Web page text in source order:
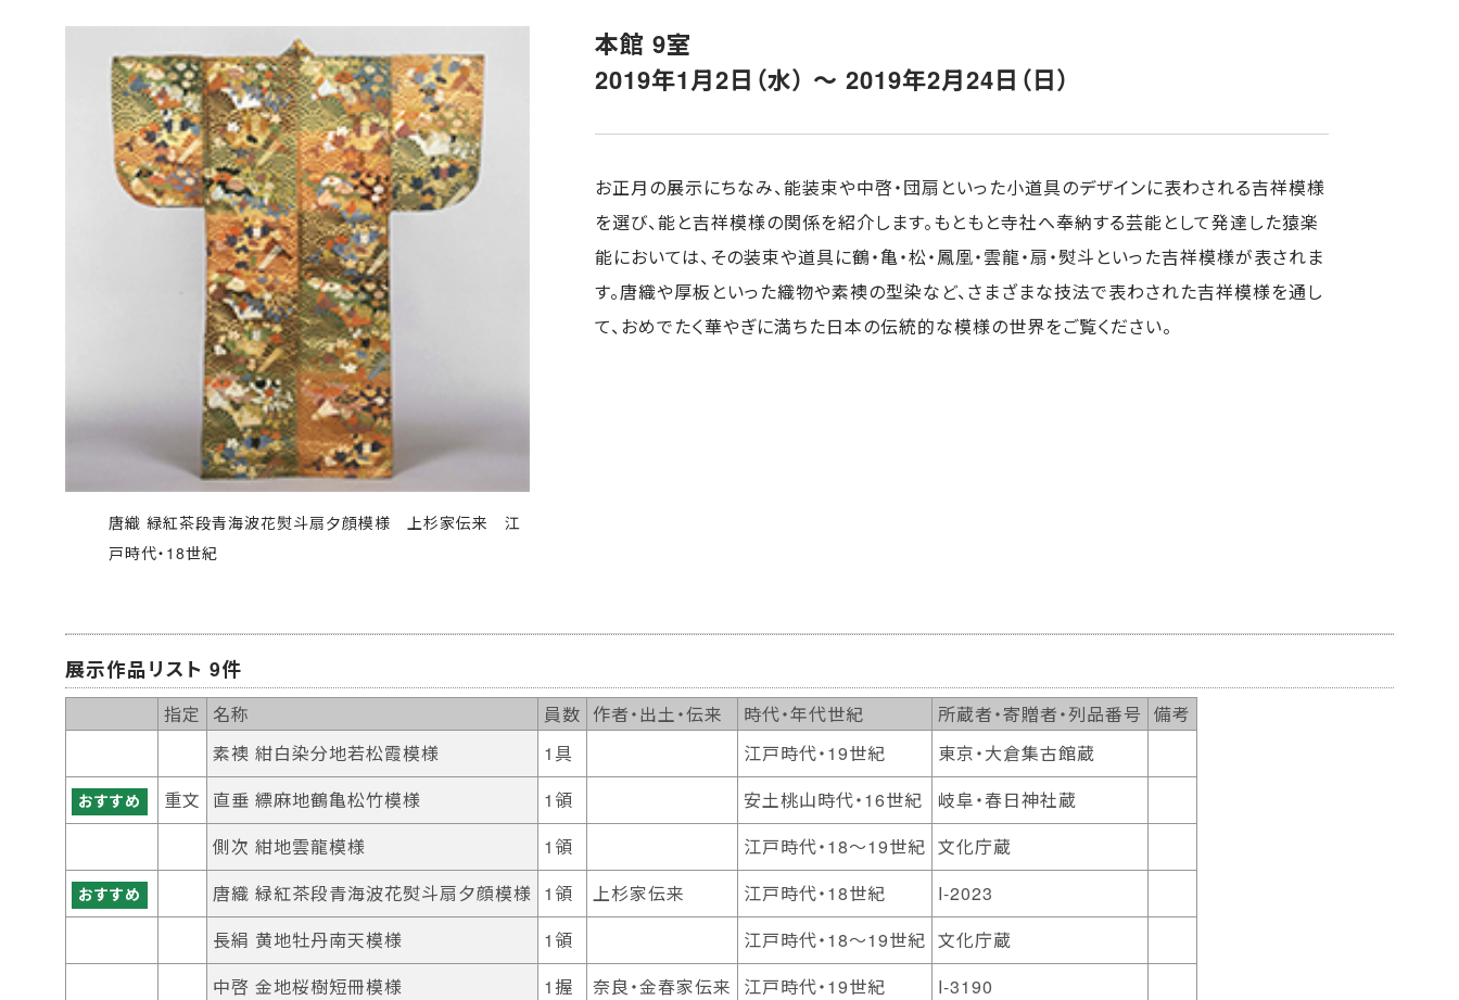
唐織 緑紅茶段青海波花熨斗扇夕顔模様 上杉家伝来 江
戸時代・18世紀
本館 9室
2019年1月2日（水） ～ 2019年2月24日（日）
お正月の展示にちなみ、能装束や中啓・団扇といった小道具のデザインに表わされる吉祥模様
を選び、能と吉祥模様の関係を紹介します。もともと寺社へ奉納する芸能として発達した猿楽
能においては、その装束や道具に鶴・亀・松・鳳凰・雲龍・扇・熨斗といった吉祥模様が表されま
す。唐織や厚板といった織物や素襖の型染など、さまざまな技法で表わされた吉祥模様を通し
て、おめでたく華やぎに満ちた日本の伝統的な模様の世界をご覧ください。
展示作品リスト 9件
指定 名称 員数 作者・出土・伝来 時代・年代世紀 所蔵者・寄贈者・列品番号 備考
素襖 紺白染分地若松霞模様
1具 江戸時代・19世紀 東京・大倉集古館蔵
おすすめ 重文 直垂 縹麻地鶴亀松竹模様 1領 安土桃山時代・16世紀
岐阜・春日神社蔵
側次 紺地雲龍模様
1領 江戸時代・18～19世紀 文化庁蔵
おすすめ 唐織 緑紅茶段青海波花熨斗扇夕顔模様 1領 上杉家伝来 江戸時代・18世紀
I-2023
長絹 黄地牡丹南天模様
1領 江戸時代・18～19世紀 文化庁蔵
中啓 金地桜樹短冊模様
1握 奈良・金春家伝来 江戸時代・19世紀
I-3190